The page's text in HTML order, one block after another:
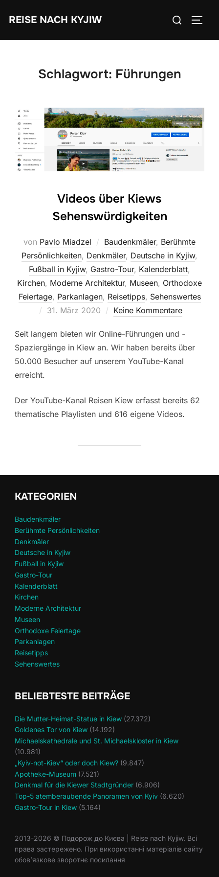
InhaltREISE NACH KYJIW
Suchen
Schlagwort: Führungen
Videos über Kiews
Sehenswürdigkeiten
von Pavlo Miadzel Baudenkmäler, Berühmte
Persönlichkeiten, Denkmäler, Deutsche in Kyjiw,
Fußball in Kyjiw, Gastro-Tour, Kalenderblatt,
Kirchen, Moderne Architektur, Museen, Orthodoxe
Feiertage, Parkanlagen, Reisetipps, Sehenswertes
Veröffentlicht
31. März 2020 Keine Kommentare
Seit langem bieten wir Online-Führungen und -
Spaziergänge in Kiew an. Wir haben bereits über
50.000 Besucher auf unserem YouTube-Kanal
erreicht.
Der YouTube-Kanal Reisen Kiew erfasst bereits 62
thematische Playlisten und 616 eigene Videos.
KATEGORIEN
Baudenkmäler
Berühmte Persönlichkeiten
Denkmäler
Deutsche in Kyjiw
Fußball in Kyjiw
Gastro-Tour
Kalenderblatt
Kirchen
Moderne Architektur
Museen
Orthodoxe Feiertage
Parkanlagen
Reisetipps
Sehenswertes
BELIEBTESTE BEITRÄGE
Die Mutter-Heimat-Statue in Kiew (27.372)
Goldenes Tor von Kiew (14.192)
Michaelskathedrale und St. Michaelskloster in Kiew
(10.981)
„Kyiv-not-Kiev“ oder doch Kiew? (9.847)
Apotheke-Museum (7.521)
Denkmal für die Kiewer Stadtgründer (6.906)
Top-5 atemberaubende Panoramen von Kyiv (6.620)
Gastro-Tour in Kiew (5.164)
2013-2026 © Подорож до Києва | Reise nach Kyjiw. Всі
права застережено. При використанні матеріалів сайту
обов’язкове зворотнє посилання